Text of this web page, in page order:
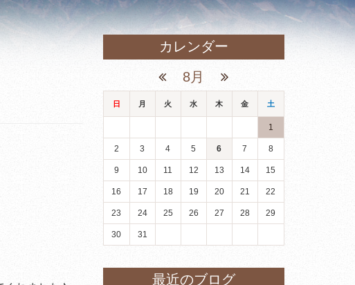
カレンダー
8月
日 月 火 水 木 金 土
1
2 3 4 5 6 7 8
9 10 11 12 13 14 15
16 17 18 19 20 21 22
23 24 25 26 27 28 29
30 31
最近のブログ